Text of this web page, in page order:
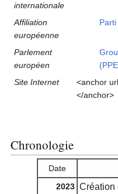
internationale
Affiliation
européenne
Parlement
européen
Site Internet
<anchor
</anchor>
Chronologie
Date
2023